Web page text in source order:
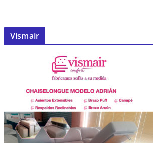
Vismair